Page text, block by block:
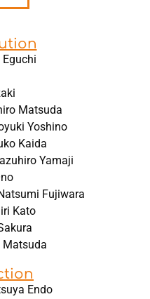
Matsuda
Yoshino
Kaida
Yamaji
Fujiwara
Kato
Matsuda
Endo